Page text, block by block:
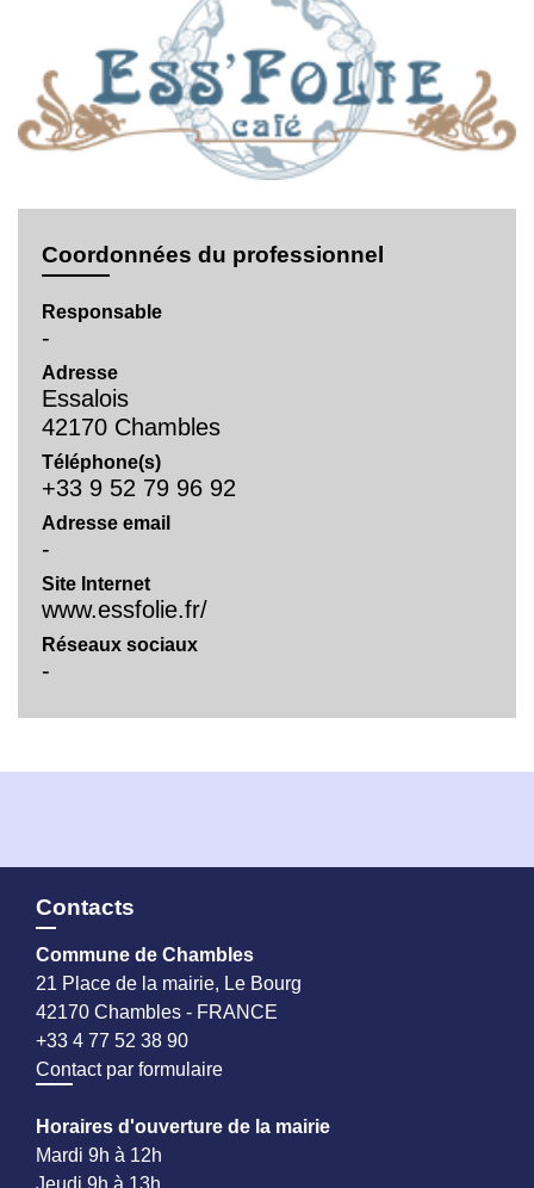
Coordonnées du professionnel
Responsable
-
Adresse
Essalois
42170 Chambles
Téléphone(s)
+33 9 52 79 96 92
Adresse email
-
Site Internet
www.essfolie.fr/
Réseaux sociaux
-
Contacts
Commune de Chambles
21 Place de la mairie, Le Bourg
42170 Chambles - FRANCE
+33 4 77 52 38 90
Contact par formulaire
Horaires d'ouverture de la mairie
Mardi 9h à 12h
Jeudi 9h à 13h